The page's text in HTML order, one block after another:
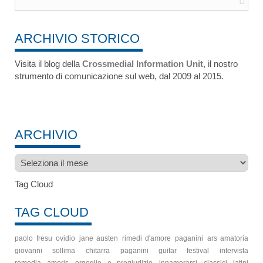
ARCHIVIO STORICO
Visita il blog della Crossmedial Information Unit, il nostro
strumento di comunicazione sul web, dal 2009 al 2015.
ARCHIVIO
Archivio
Tag Cloud
TAG CLOUD
paolo fresu ovidio jane austen rimedi d'amore paganini ars amatoria
giovanni sollima
chitarra paganini guitar festival
intervista